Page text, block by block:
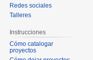
Redes sociales
Talleres
Instrucciones
Cómo catalogar
proyectos